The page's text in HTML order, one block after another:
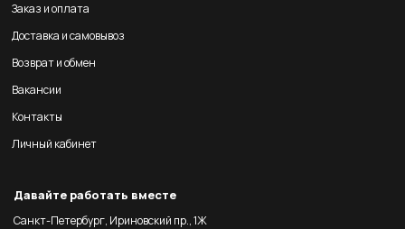
Заказ и оплата
Доставка и самовывоз
Возврат и обмен
Вакансии
Контакты
Личный кабинет
Давайте работать вместе
Санкт-Петербург, Ириновский пр., 1Ж